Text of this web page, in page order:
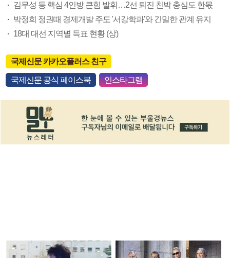
김무성 등 핵심 4인방 큰힘 발휘…2선 퇴진 친박 충심도 한몫
박정희 정권때 경제개발 주도 '서강학파'와 긴밀한 관계 유지
18대 대선 지역별 득표 현황 (상)
국제신문 카카오플러스 친구
국제신문 공식 페이스북 인스타그램